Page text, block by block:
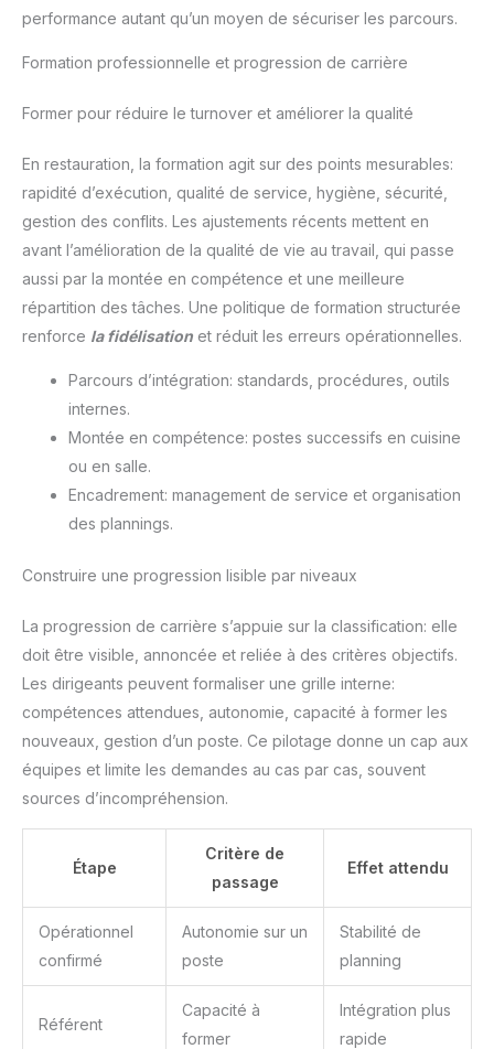
performance autant qu’un moyen de sécuriser les parcours.
Formation professionnelle et progression de carrière
Former pour réduire le turnover et améliorer la qualité
En restauration, la formation agit sur des points mesurables:
rapidité d’exécution, qualité de service, hygiène, sécurité,
gestion des conflits. Les ajustements récents mettent en
avant l’amélioration de la qualité de vie au travail, qui passe
aussi par la montée en compétence et une meilleure
répartition des tâches. Une politique de formation structurée
renforce la fidélisation et réduit les erreurs opérationnelles.
Parcours d’intégration: standards, procédures, outils
internes.
Montée en compétence: postes successifs en cuisine
ou en salle.
Encadrement: management de service et organisation
des plannings.
Construire une progression lisible par niveaux
La progression de carrière s’appuie sur la classification: elle
doit être visible, annoncée et reliée à des critères objectifs.
Les dirigeants peuvent formaliser une grille interne:
compétences attendues, autonomie, capacité à former les
nouveaux, gestion d’un poste. Ce pilotage donne un cap aux
équipes et limite les demandes au cas par cas, souvent
sources d’incompréhension.
Étape
Critère de
passage
Effet attendu
Opérationnel
confirmé
Autonomie sur un
poste
Stabilité de
planning
Référent
Capacité à
former
Intégration plus
rapide